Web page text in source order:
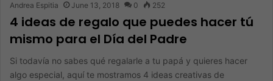
Andrea Espitia June 13, 2018 0 252
4 ideas de regalo que puedes hacer tú
mismo para el Día del Padre
Si todavía no sabes qué regalarle a tu papá y quieres hacer
algo especial, aquí te mostramos 4 ideas creativas de